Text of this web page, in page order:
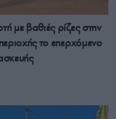
με βαθιές ρίζες στην
το επερχόμενο